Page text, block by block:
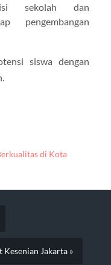
sekolah dan
pengembangan
siswa dengan
di Kota
Jakarta »